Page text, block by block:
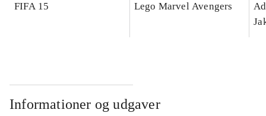
FIFA 15 Lego Marvel Avengers
Informationer og udgaver